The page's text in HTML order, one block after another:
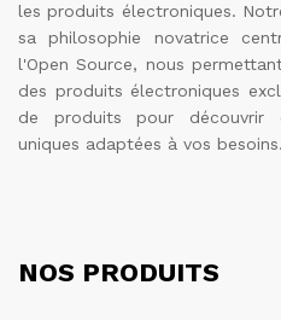
les produits électroniques.
sa philosophie novatrice
l'Open Source, nous
des produits électroniques
de produits pour découvrir
uniques adaptées à vos besoins.
NOS PRODUITS